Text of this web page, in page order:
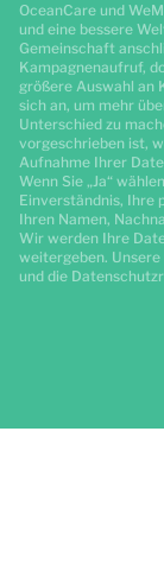
OceanCare und
und eine bessere
Gemeinschaft
Kampagnenaufruf,
größere Auswahl an
sich an, um mehr
Unterschied zu
vorgeschrieben ist,
Aufnahme Ihrer
Wenn Sie „Ja“
Einverständnis, Ihre
Ihren Namen,
Wir werden Ihre
weitergeben.
und die